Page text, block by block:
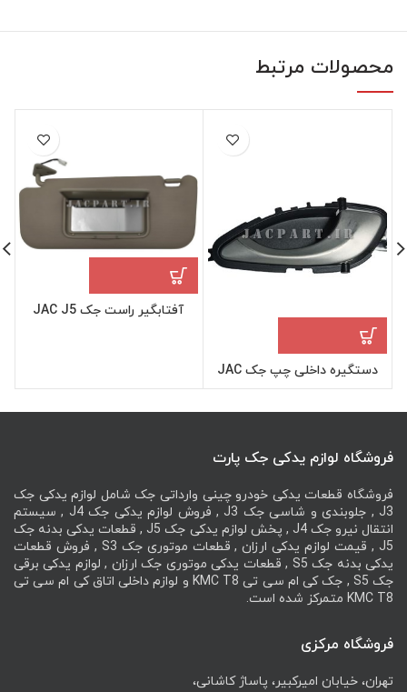
محصولات مرتبط
دستگیره داخلی چپ جک JAC
J5
آفتابگیر راست جک JAC J5
فروشگاه لوازم یدکی جک پارت
فروشگاه قطعات یدکی خودرو چینی وارداتی جک شامل لوازم یدکی جک
J3 , جلوبندی و شاسی جک J3 , فروش لوازم یدکی جک J4 , سیستم
انتقال نیرو جک J4 , پخش لوازم یدکی جک J5 , قطعات یدکی بدنه جک
J5 , قیمت لوازم یدکی ارزان , قطعات موتوری جک S3 , فروش قطعات
یدکی بدنه جک S5 , قطعات یدکی موتوری جک ارزان , لوازم یدکی برقی
جک S5 , جک کی ام سی تی KMC T8 و لوازم داخلی اتاق کی ام سی تی
KMC T8 متمرکز شده است.
فروشگاه مرکزی
تهران، خیابان امیرکبیر، پاساژ کاشانی،